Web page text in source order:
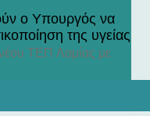
ο Υπουργός να
της υγείας
ΤΕΠ Λαμίας με